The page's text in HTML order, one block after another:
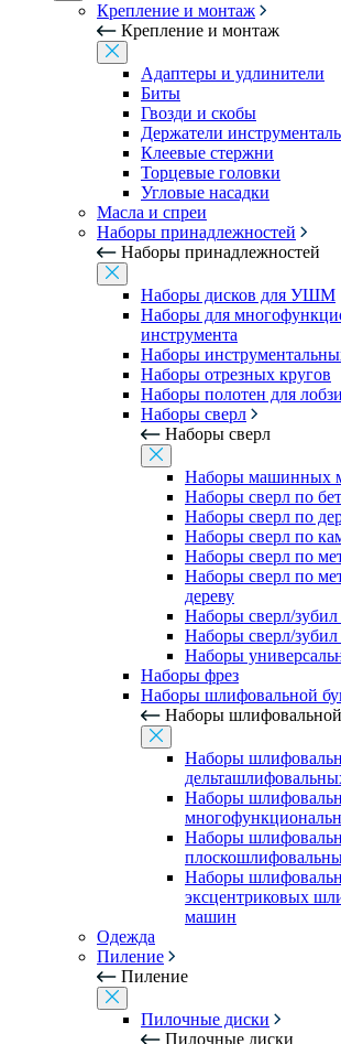
Крепление и монтаж
Крепление и монтаж
Адаптеры и удлинители
Биты
Гвозди и скобы
Держатели
Клеевые стержни
Торцевые головки
Угловые насадки
Масла и спреи
Наборы принадлежностей
Наборы принадлежностей
Наборы дисков для УШМ
Наборы для
инструмента
Наборы
Наборы отрезных кругов
Наборы полотен для
Наборы сверл
Наборы сверл
Наборы машинных
Наборы сверл по
Наборы сверл по
Наборы сверл по
Наборы сверл по
Наборы сверл по
дереву
Наборы сверл/
Наборы сверл/
Наборы
Наборы фрез
Наборы шлифовальной
Наборы
Наборы
Наборы
Наборы
Наборы
эксцентриковых
машин
Одежда
Пиление
Пиление
Пилочные диски
Пилочные диски